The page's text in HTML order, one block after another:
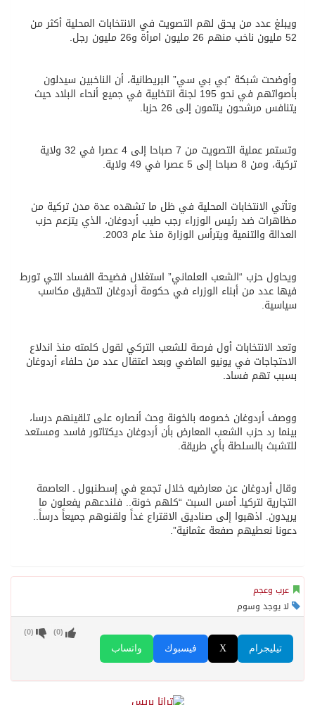
ويبلغ عدد من يحق لهم التصويت في الانتخابات المحلية أكثر من
52 مليون ناخب منهم 26 مليون امرأة و26 مليون رجل.
وأوضحت شبكة “بي بي سي” البريطانية، أن الناخبين سيدلون
بأصواتهم في نحو 195 لجنة انتخابية في جميع أنحاء البلاد حيث
يتنافس مرشحون ينتمون إلى 26 حزبا.
وتستمر عملية التصويت من 7 صباحا إلى 4 عصرا في 32 ولاية
تركية، ومن 8 صباحا إلى 5 عصرا في 49 ولاية.
وتأتي الانتخابات المحلية في ظل ما تشهده عدة مدن تركية من
مظاهرات ضد رئيس الوزراء رجب طيب أردوغان، الذي يتزعم حزب
العدالة والتنمية ويترأس الوزارة منذ عام 2003.
ويحاول حزب “الشعب العلماني” استغلال فضيحة الفساد التي تورط
فيها عدد من أبناء الوزراء في حكومة أردوغان لتحقيق مكاسب
سياسية.
وتعد الانتخابات أول فرصة للشعب التركي لقول كلمته منذ اندلاع
الاحتجاجات في يونيو الماضي وبعد اعتقال عدد من حلفاء أردوغان
بسبب تهم فساد.
ووصف أردوغان خصومه بالخونة وحث أنصاره على تلقينهم درسا،
بينما رد حزب الشعب المعارض بأن أردوغان ديكتاتور فاسد ومستعد
للتشبث بالسلطة بأي طريقة.
وقال أردوغان عن معارضيه خلال تجمع في إسطنبول ـ العاصمة
التجارية لتركياـ أمس السبت “كلهم خونة.. فلندعهم يفعلون ما
يريدون. اذهبوا إلى صناديق الاقتراع غداً ولقنوهم جميعاً درساً..
دعونا نعطيهم صفعة عثمانية”.
عرب وعجم
لا يوجد وسوم
واتساب فيسبوك X تيليجرام
(
0
) (
0
)